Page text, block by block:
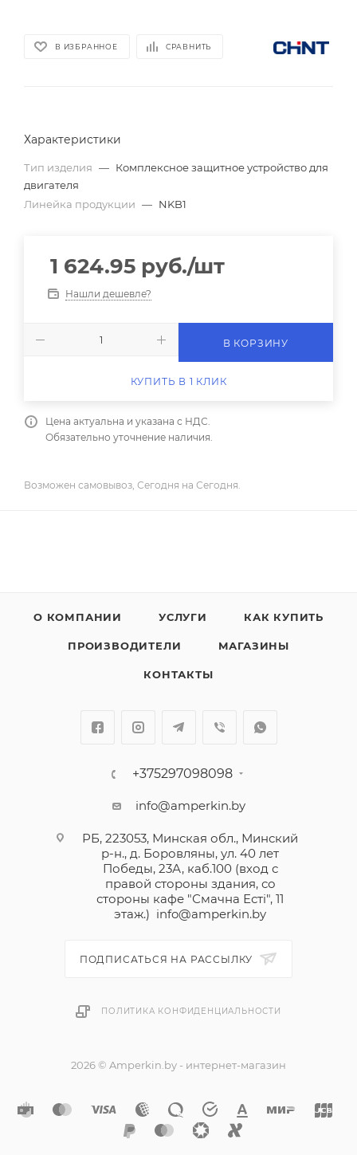
В ИЗБРАННОЕ СРАВНИТЬ
Характеристики
Тип изделия — Комплексное защитное устройство для
двигателя
Линейка продукции — NKB1
1 624.95 руб./шт
Нашли дешевле?
В КОРЗИНУ
КУПИТЬ В 1 КЛИК
Цена актуальна и указана с НДС.
Обязательно уточнение наличия.
Возможен самовывоз, Сегодня на Сегодня.
О КОМПАНИИ УСЛУГИ КАК КУПИТЬ
ПРОИЗВОДИТЕЛИ МАГАЗИНЫ
КОНТАКТЫ
+375297098098
info@amperkin.by
РБ, 223053, Минская обл., Минский
р-н., д. Боровляны, ул. 40 лет
Победы, 23А, каб.100 (вход с
правой стороны здания, со
стороны кафе "Смачна Естi", 11
этаж.) info@amperkin.by
ПОДПИСАТЬСЯ НА РАССЫЛКУ
ПОЛИТИКА КОНФИДЕНЦИАЛЬНОСТИ
2026 © Amperkin.by - интернет-магазин